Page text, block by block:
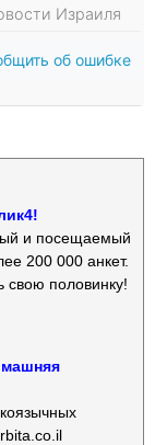
Израиля
об ошибке
и посещаемый
200 000 анкет.
свою половинку!